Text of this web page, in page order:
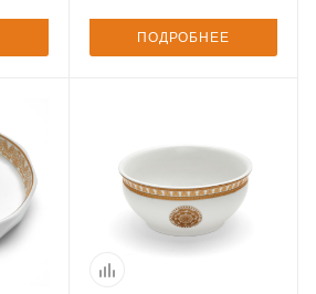
ПОДРОБНЕЕ